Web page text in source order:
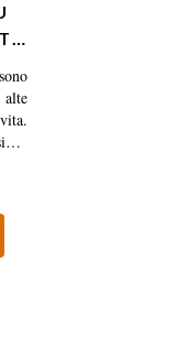
di
di